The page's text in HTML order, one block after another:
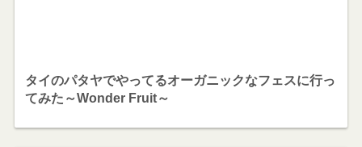
タイのパタヤでやってるオーガニックなフェスに行っ
てみた～Wonder Fruit～